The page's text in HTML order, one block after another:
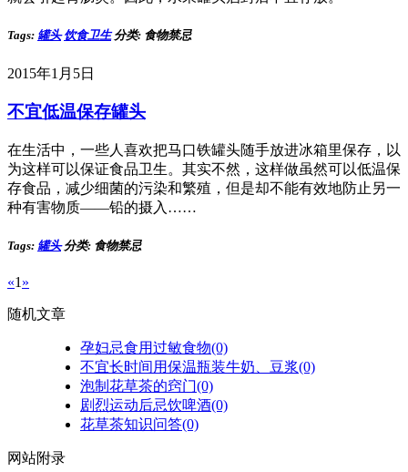
Tags: 罐头 饮食卫生 分类: 食物禁忌
2015年1月5日
不宜低温保存罐头
在生活中，一些人喜欢把马口铁罐头随手放进冰箱里保存，以
为这样可以保证食品卫生。其实不然，这样做虽然可以低温保
存食品，减少细菌的污染和繁殖，但是却不能有效地防止另一
种有害物质——铅的摄入……
Tags: 罐头 分类: 食物禁忌
«1 »
随机文章
孕妇忌食用过敏食物(0)
不宜长时间用保温瓶装牛奶、豆浆(0)
泡制花草茶的窍门(0)
剧烈运动后忌饮啤酒(0)
花草茶知识问答(0)
网站附录